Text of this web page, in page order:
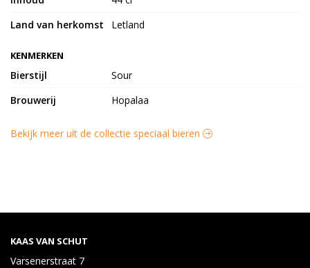
Land van herkomst
Letland
KENMERKEN
Bierstijl
Sour
Brouwerij
Hopalaa
Bekijk meer uit de collectie speciaal bieren
KAAS VAN SCHUT
Varsenerstraat 7